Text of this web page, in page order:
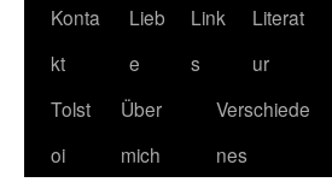
Konta
kt
Lieb
e
Link
s
Literat
ur
Tolst
oi
Über
mich
Verschiede
nes